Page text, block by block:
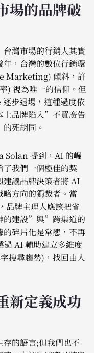
場的品牌破
灣市場的行銷人其實
，台灣的數位行銷環
Marketing) 傾斜，許
) 視為唯一的信仰。但
步退場，這種過度依
土品牌陷入”不買廣告
死胡同。
Solan 提到，AI 的崛
我們一個極佳的契
建議品牌決策者將 AI
方向的獨裁者。當
品牌主理人應該把省
的建設”與”跨渠道的
碎片化是常態，不再
過 AI 輔助建立多維度
搜尋趨勢)，找回由人
新定義成功
的語言;但我們也不